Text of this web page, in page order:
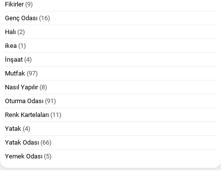
Fikirler(9)
Genç Odası (16)
Halı (2)
ikea (1)
İnşaat (4)
Mutfak (97)
Nasıl Yapılır(8)
Oturma Odası (91)
Renk Kartelaları (11)
Yatak (4)
Yatak Odası (66)
Yemek Odası (5)